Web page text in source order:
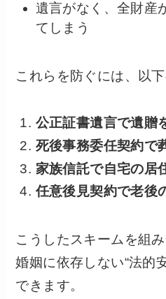
遺言がなく、全財産
てしまう
これらを防ぐには、以
公正証書遺言で遺贈
死後事務委任契約で
家族信託で自宅の居
任意後見契約で老後
こうしたスキームを組
婚姻に依存しない“法的
できます。